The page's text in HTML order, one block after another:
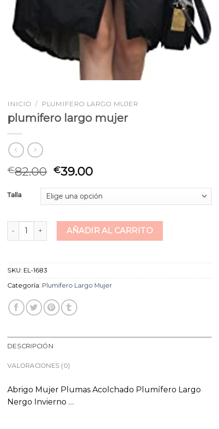
INICIO / PLUMIFERO LARGO MUJER
plumifero largo mujer
€82.00 €39.00
Talla
plumifero largo mujer cantidad
AÑADIR AL CARRITO
SKU: EL-1683
Categoría: Plumifero Largo Mujer
DESCRIPCIÓN
VALORACIONES (0)
Abrigo Mujer Plumas Acolchado Plumífero Largo
Nergo Invierno …